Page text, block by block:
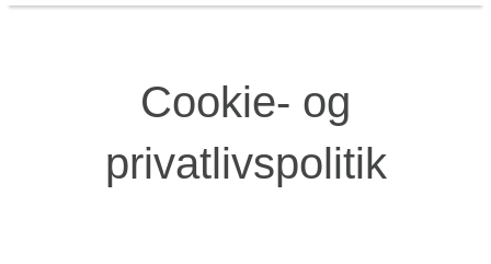
Cookie- og
privatlivspolitik